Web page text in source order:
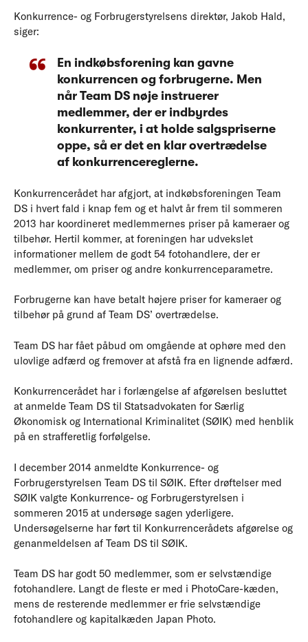
Konkurrence- og Forbrugerstyrelsens direktør, Jakob Hald,
siger:
En indkøbsforening kan gavne
konkurrencen og forbrugerne. Men
når Team DS nøje instruerer
medlemmer, der er indbyrdes
konkurrenter, i at holde salgspriserne
oppe, så er det en klar overtrædelse
af konkurrencereglerne.
Konkurrencerådet har afgjort, at indkøbsforeningen Team
DS i hvert fald i knap fem og et halvt år frem til sommeren
2013 har koordineret medlemmernes priser på kameraer og
tilbehør. Hertil kommer, at foreningen har udvekslet
informationer mellem de godt 54 fotohandlere, der er
medlemmer, om priser og andre konkurrenceparametre.
Forbrugerne kan have betalt højere priser for kameraer og
tilbehør på grund af Team DS’ overtrædelse.
Team DS har fået påbud om omgående at ophøre med den
ulovlige adfærd og fremover at afstå fra en lignende adfærd.
Konkurrencerådet har i forlængelse af afgørelsen besluttet
at anmelde Team DS til Statsadvokaten for Særlig
Økonomisk og International Kriminalitet (SØIK) med henblik
på en strafferetlig forfølgelse.
I december 2014 anmeldte Konkurrence- og
Forbrugerstyrelsen Team DS til SØIK. Efter drøftelser med
SØIK valgte Konkurrence- og Forbrugerstyrelsen i
sommeren 2015 at undersøge sagen yderligere.
Undersøgelserne har ført til Konkurrencerådets afgørelse og
genanmeldelsen af Team DS til SØIK.
Team DS har godt 50 medlemmer, som er selvstændige
fotohandlere. Langt de fleste er med i PhotoCare-kæden,
mens de resterende medlemmer er frie selvstændige
fotohandlere og kapitalkæden Japan Photo.